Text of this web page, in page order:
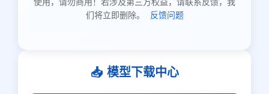
们将立即删除。
反馈问题
📥 模型下载中心